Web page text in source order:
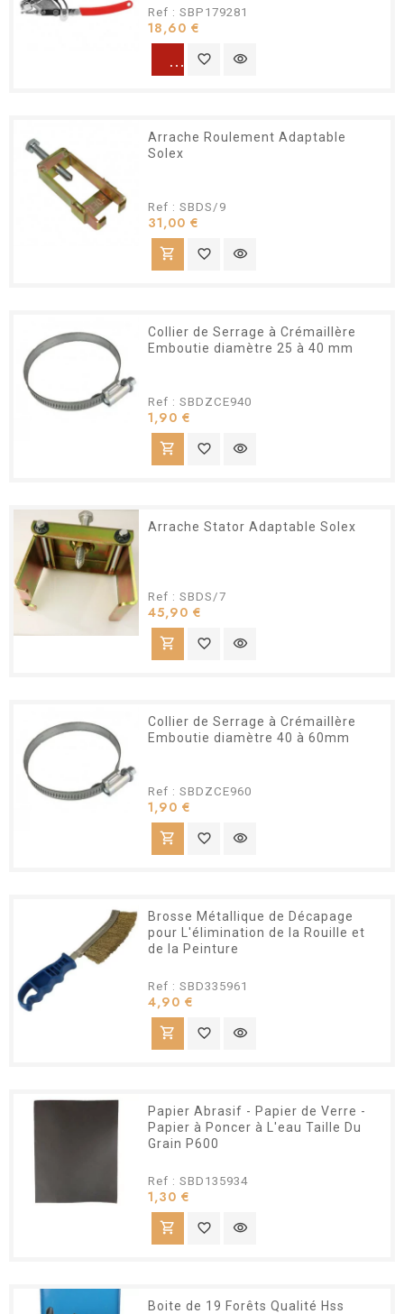
Ref : SBP179281
18,60 €
favorite_border visibility
Arrache Roulement Adaptable
Solex
Ref : SBDS/9
31,00 €
shopping_cart favorite_border visibility
Collier de Serrage à Crémaillère
Emboutie diamètre 25 à 40 mm
Ref : SBDZCE940
1,90 €
shopping_cart favorite_border visibility
Arrache Stator Adaptable Solex
Ref : SBDS/7
45,90 €
shopping_cart favorite_border visibility
Collier de Serrage à Crémaillère
Emboutie diamètre 40 à 60mm
Ref : SBDZCE960
1,90 €
shopping_cart favorite_border visibility
Brosse Métallique de Décapage
pour L'élimination de la Rouille et
de la Peinture
Ref : SBD335961
4,90 €
shopping_cart favorite_border visibility
Papier Abrasif - Papier de Verre -
Papier à Poncer à L'eau Taille Du
Grain P600
Ref : SBD135934
1,30 €
shopping_cart favorite_border visibility
Boite de 19 Forêts Qualité Hss